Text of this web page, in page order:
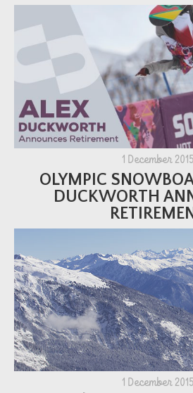
1 December 2015
OLYMPIC
DUCKWORTH
1 December 2015